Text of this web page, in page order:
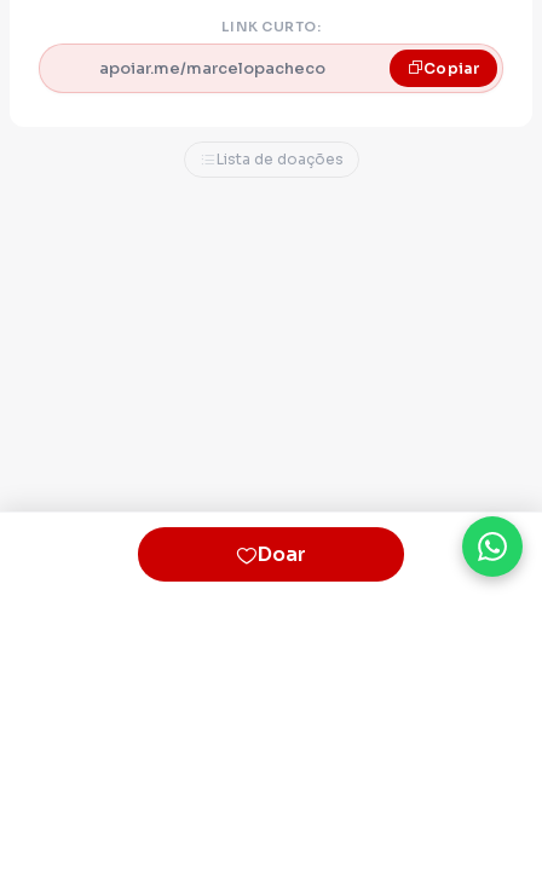
LINK CURTO:
apoiar.me/marcelopacheco Copiar
Lista de doações
Doar